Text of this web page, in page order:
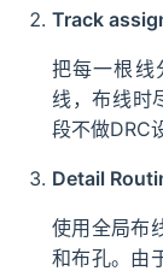
Track
把每一根线
线，布线时
段不做DRC
Detail
使用全局布
和布孔。由